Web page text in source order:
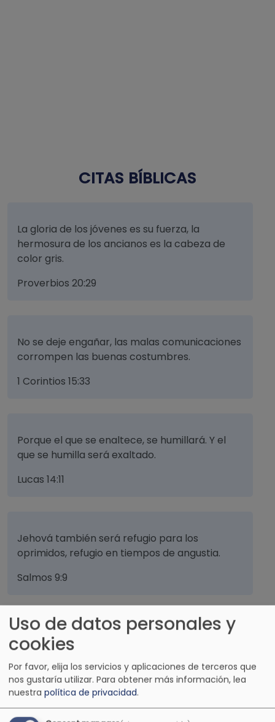
CITAS BÍBLICAS
La gloria de los jóvenes es su fuerza, la
hermosura de los ancianos es la cabeza de
color gris.
Proverbios 20:29
No se deje engañar, las malas comunicaciones
corrompen las buenas costumbres.
1 Corintios 15:33
Porque el que se enaltece, se humillará. Y el
que se humilla será exaltado.
Lucas 14:11
Jehová también será refugio para los
oprimidos, refugio en tiempos de angustia.
Salmos 9:9
Los azotes que hieren limpian del mal, también
lo hacen las llagas del vientre.
Proverbios 20:30
Uso de datos personales y
cookies
Por favor, elija los servicios y aplicaciones de terceros que
nos gustaría utilizar. Para obtener más información, lea
nuestra política de privacidad.